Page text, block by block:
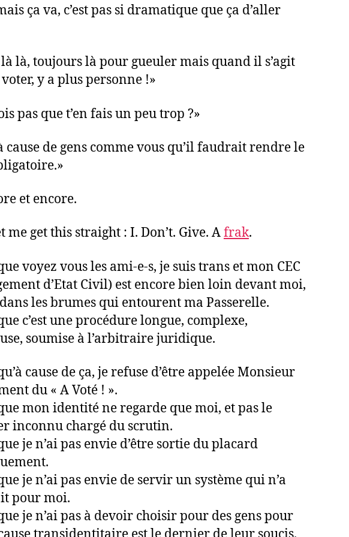
ça va, c’est pas si dramatique que ça d’aller
là, toujours là pour gueuler mais quand il s’agit
y a plus personne !»
pas que t’en fais un peu trop ?»
à cause de gens comme vous qu’il faudrait rendre le
et encore.
me get this straight : I. Don’t. Give. Afrak.
voyez vous les ami-e-s, je suis trans et mon CEC
d’Etat Civil) est encore bien loin devant moi,
les brumes qui entourent ma Passerelle.
c’est une procédure longue, complexe,
soumise à l’arbitraire juridique.
cause de ça, je refuse d’être appelée Monsieur
du « A Voté ! ».
mon identité ne regarde que moi, et pas le
inconnu chargé du scrutin.
je n’ai pas envie d’être sortie du placard
je n’ai pas envie de servir un système qui n’a
pour moi.
je n’ai pas à devoir choisir pour des gens pour